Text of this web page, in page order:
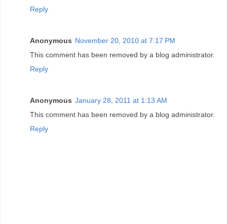
Reply
Anonymous November 20, 2010 at 7:17 PM
This comment has been removed by a blog administrator.
Reply
Anonymous January 28, 2011 at 1:13 AM
This comment has been removed by a blog administrator.
Reply